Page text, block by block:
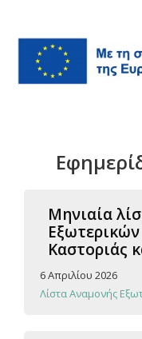
Μηνιαία
Καστοριάς
6 Απριλίου 2026
Λίστα Αναμονής